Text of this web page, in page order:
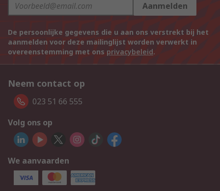
Aanmelden
De persoonlijke gegevens die u aan ons verstrekt bij het
aanmelden voor deze mailinglijst worden verwerkt in
overeenstemming met ons privacybeleid.
Neem contact op
023 51 66 555
Volg ons op
We aanvaarden